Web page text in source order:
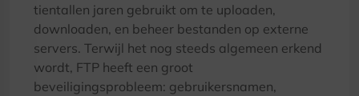
tientallen jaren gebruikt om te uploaden,
downloaden, en beheer bestanden op externe
servers. Terwijl het nog steeds algemeen erkend
wordt, FTP heeft een groot
beveiligingsprobleem: gebruikersnamen,